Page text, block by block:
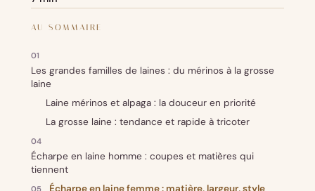
AU SOMMAIRE
Les grandes familles de laines : du mérinos à la grosse
laine
Laine mérinos et alpaga : la douceur en priorité
La grosse laine : tendance et rapide à tricoter
Écharpe en laine homme : coupes et matières qui
tiennent
Écharpe en laine femme : matière, largeur, style